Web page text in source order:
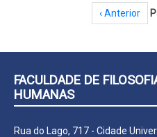
Página anterior
‹ Anterior
FACULDADE DE
HUMANAS
Rua do Lago, 717 - Cidade